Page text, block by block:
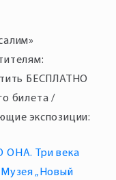
БЕСПЛАТНО
билета /
ОНА. Три века
„Новый